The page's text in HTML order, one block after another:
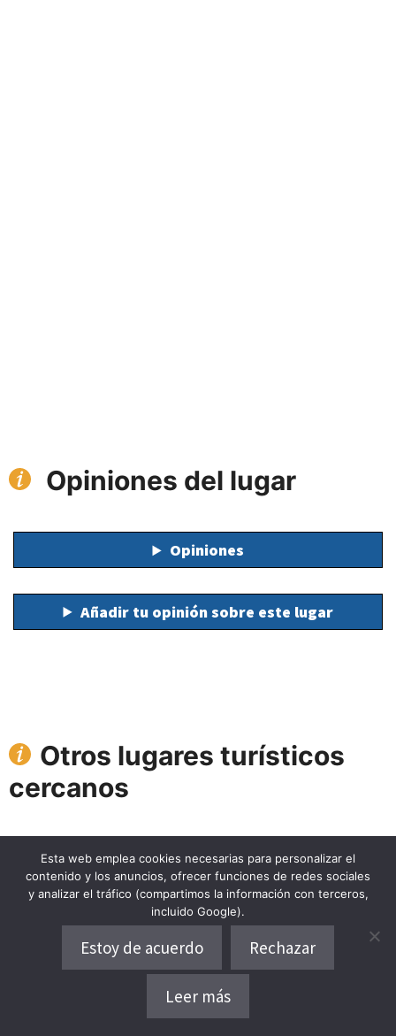
Opiniones del lugar
Opiniones
Añadir tu opinión sobre este lugar
Otros lugares turísticos
cercanos
Pujalt
Pujalt, Barcelona
Esta web emplea cookies necesarias para personalizar el
contenido y los anuncios, ofrecer funciones de redes sociales
y analizar el tráfico (compartimos la información con terceros,
incluido Google).
Estoy de acuerdo Rechazar
Leer más